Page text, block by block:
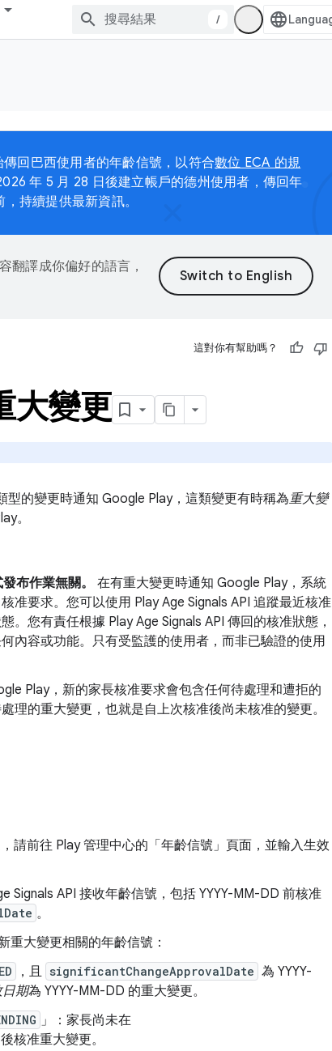
/
回巴西使用者的年齡信號，以符合數位 ECA 的規
年 5 月 28 日後建立帳戶的德州使用者，傳回年
，持續提供最新資訊。
翻譯成你偏好的語言，
這對你有幫助嗎？
大變更
的變更時通知 Google Play，這類變更有時稱為重大變
。
布作業無關。
在有重大變更時通知 Google Play，系統
准要求。您可以使用 Play Age Signals API 追蹤最近核准
您有責任根據 Play Age Signals API 傳回的核准狀態，
內容或功能。只有受監護的使用者，而非已驗證的使用
Play，新的家長核准要求會包含任何待處理和遭拒的
理的重大變更，也就是自上次核准後尚未核准的變更。
請前往 Play 管理中心的「年齡信號」 頁面，並輸入生效
Signals API 接收年齡信號，包括 YYYY-MM-DD 前核准
。
重大變更相關的年齡信號：
，且 significantChangeApprovalDate 為 YYYY-
期為 YYYY-MM-DD 的重大變更。
」：家長尚未在
核准重大變更。